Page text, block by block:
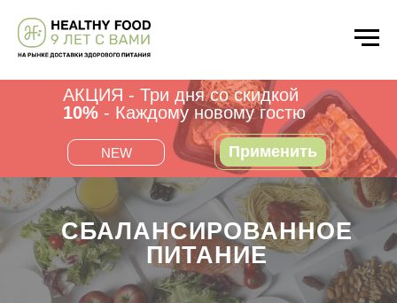
АКЦИЯ - Три дня со скидкой
10% - Каждому новому гостю
NEW Применить
СБАЛАНСИРОВАННОЕ
ПИТАНИЕ